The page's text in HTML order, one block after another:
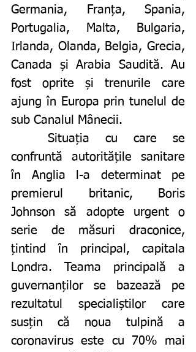
Germania, Franța, Spania,
Portugalia, Malta, Bulgaria,
Irlanda, Olanda, Belgia, Grecia,
Canada și Arabia Saudită. Au
fost oprite și trenurile care
ajung în Europa prin tunelul de
sub Canalul Mânecii.
confruntă autoritățile sanitare
în Anglia l-a determinat pe
premierul britanic, Boris
Johnson să adopte urgent o
serie de măsuri draconice,
țintind în principal, capitala
Londra. Teama principală a
guvernanților se bazează pe
rezultatul specialiștilor care
susțin că noua tulpină a
coronavirus este cu 70% mai